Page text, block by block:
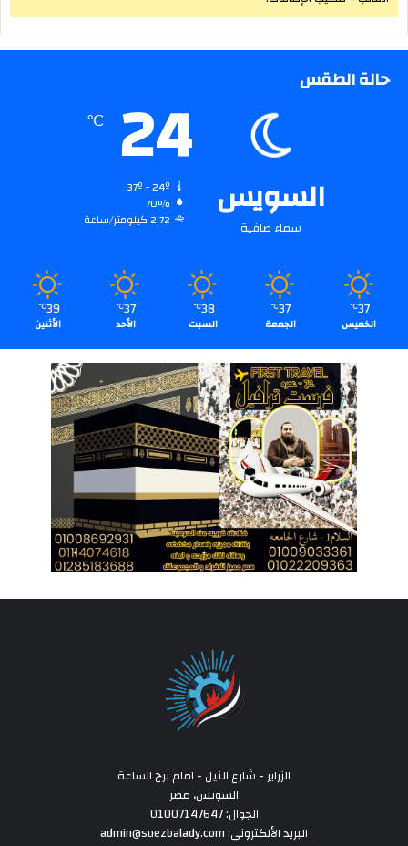
حالة الطقس
السويس
سماء صافية
24
℃
70%
2.72 كيلومتر/ساعة
37
℃
الخميس
37
℃
الجمعة
38
℃
السبت
37
℃
الأحد
39
℃
الأثنين
الزراير - شارع النيل - امام برج الساعة
السويس، مصر
الجوال: 01007147647
البريد الألكتروني: admin@suezbalady.com